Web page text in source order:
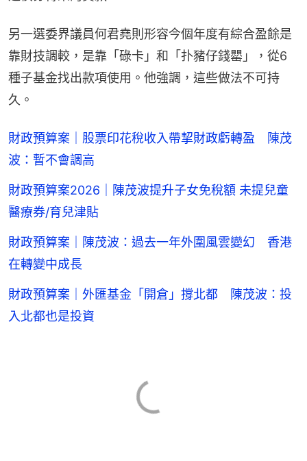
另一選委界議員何君堯則形容今個年度有綜合盈餘是
靠財技調較，是靠「碌卡」和「扑豬仔錢罌」，從6
種子基金找出款項使用。他強調，這些做法不可持
久。
財政預算案｜股票印花稅收入帶挈財政虧轉盈 陳茂
波：暫不會調高
財政預算案2026｜陳茂波提升子女免稅額 未提兒童
醫療券/育兒津貼
財政預算案｜陳茂波：過去一年外圍風雲變幻 香港
在轉變中成長
財政預算案｜外匯基金「開倉」撐北都 陳茂波：投
入北都也是投資